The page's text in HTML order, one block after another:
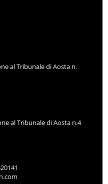
al Tribunale di Aosta n.
al Tribunale di Aosta n.4